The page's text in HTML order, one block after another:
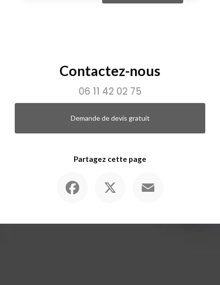
Contactez-nous
06 11 42 02 75
Demande de devis gratuit
Partagez cette page